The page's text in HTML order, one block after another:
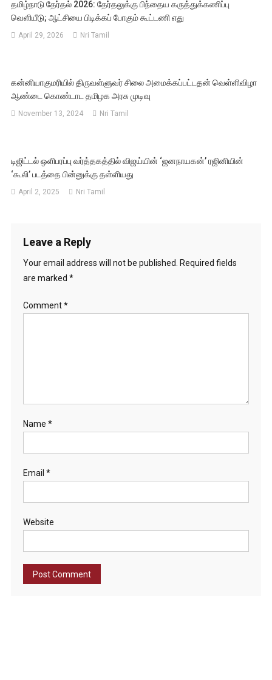
தமிழ்நாடு தேர்தல் 2026: தேர்தலுக்கு பிந்தைய கருத்துக்கணிப்பு
வெளியீடு; ஆட்சியை பிடிக்கப் போகும் கூட்டணி எது
April 29, 2026 Nri Tamil
கன்னியாகுமரியில் திருவள்ளுவர் சிலை அமைக்கப்பட்டதன் வெள்ளிவிழா
ஆண்டை கொண்டாட தமிழக அரசு முடிவு
November 13, 2024 Nri Tamil
டிஜிட்டல் ஒளிபரப்பு வர்த்தகத்தில் விஜய்யின் ‘ஜனநாயகன்’ ரஜினியின்
‘கூலி’ படத்தை பின்னுக்கு தள்ளியது
April 2, 2025 Nri Tamil
Leave a Reply
Your email address will not be published.
Required fields
are marked *
Comment*
Name *
Email *
Website